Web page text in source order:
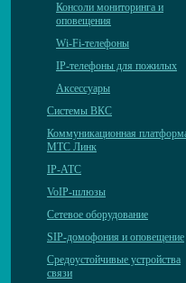
Консоли мониторинга и
оповещения
Wi-Fi-телефоны
IP-телефоны для пожилых
Аксессуары
Системы ВКС
Коммуникационная
МТС Линк
IP-АТС
VoIP-шлюзы
Сетевое оборудование
SIP-домофония и оповещение
Средоустойчивые устройства
связи